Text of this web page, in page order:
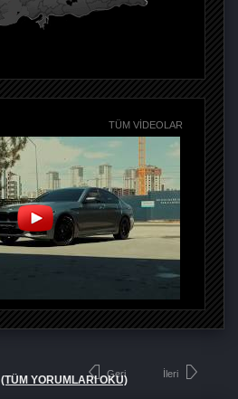
TÜM VIDEOLAR
(TÜM YORUMLARI OKU)
Geri İleri